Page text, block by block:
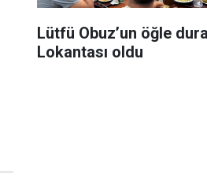
Lütfü Obuz’un öğle
Lokantası oldu